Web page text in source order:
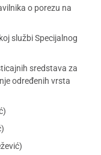
o porezu na
službi Specijalnog
sredstava za
određenih vrsta